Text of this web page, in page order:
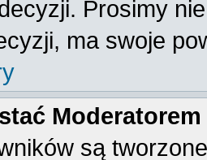
Prosimy
ma swoje
są